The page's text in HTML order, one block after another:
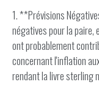
1. **Prévisions
négatives pour la
ont probablement
concernant l'inflation
rendant la livre sterling